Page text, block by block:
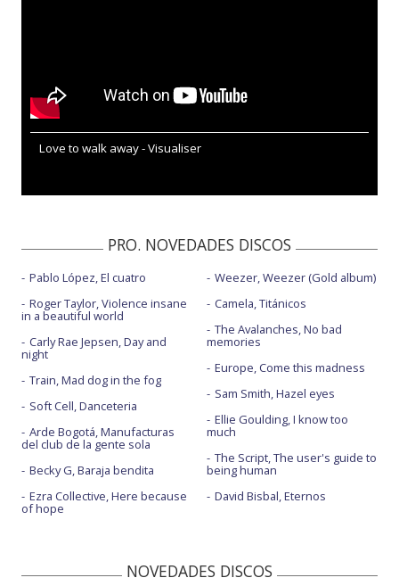
Love to walk away - Visualiser
PRO. NOVEDADES DISCOS
Pablo López, El cuatro
Roger Taylor, Violence insane
in a beautiful world
Carly Rae Jepsen, Day and
night
Train, Mad dog in the fog
Soft Cell, Danceteria
Arde Bogotá, Manufacturas
del club de la gente sola
Becky G, Baraja bendita
Ezra Collective, Here because
of hope
Weezer, Weezer (Gold album)
Camela, Titánicos
The Avalanches, No bad
memories
Europe, Come this madness
Sam Smith, Hazel eyes
Ellie Goulding, I know too
much
The Script, The user's guide to
being human
David Bisbal, Eternos
NOVEDADES DISCOS